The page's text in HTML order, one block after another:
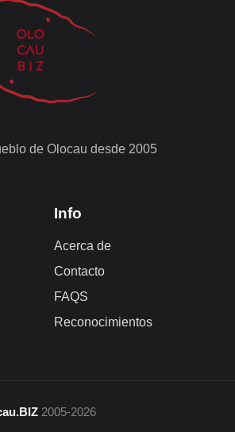
de Olocau desde 2005
Info
Acerca de
Contacto
FAQS
Reconocimientos
2005-2026